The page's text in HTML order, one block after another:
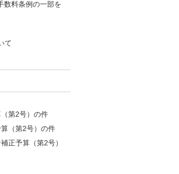
料条例の一部を
て
第2号）の件
（第2号）の件
正予算（第2号）